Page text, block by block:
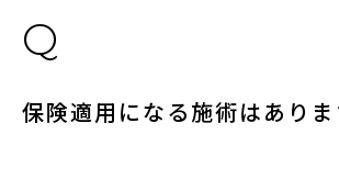
保険適用になる施術はありま